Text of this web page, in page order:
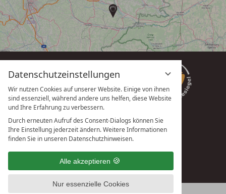
Datenschutzeinstellungen
Wir nutzen Cookies auf unserer Website. Einige von ihnen
sind essenziell, während andere uns helfen, diese Website
und Ihre Erfahrung zu verbessern.
Durch erneuten Aufruf des Consent-Dialogs können Sie
Ihre Einstellung jederzeit ändern. Weitere Informationen
finden Sie in unseren Datenschutzhinweisen.
Alle akzeptieren
Nur essenzielle Cookies
vioma GmbH